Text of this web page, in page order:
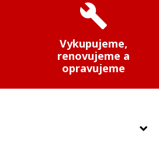
build
Vykupujeme,
renovujeme a
opravujeme